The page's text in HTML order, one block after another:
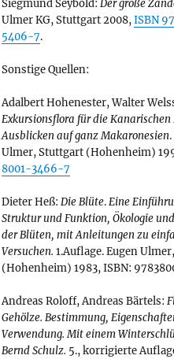
Siegmund Seybold: Der große
Ulmer KG, Stuttgart 2008,ISBN
5406-7.
Sonstige Quellen:
Adalbert Hohenester, Walter
Exkursionsflora für die
Ausblicken auf ganz Makaronesien
Ulmer, Stuttgart (Hohenheim)
8001-3466-7
Dieter Heß: Die Blüte.Eine
Struktur und Funktion, Ökologie
der Blüten, mit Anleitungen zu
Versuchen. 1.Auflage. Eugen
(Hohenheim) 1983, ISBN:
Andreas Roloff, Andreas Bärtels:
Gehölze. Bestimmung,
Verwendung. Mit einem
Bernd Schulz. 5., korrigierte